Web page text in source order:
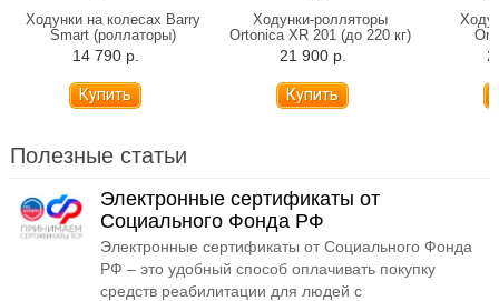
Ходунки на колесах Barry
Smart (роллаторы)
14 790 р.
Ходунки-ролляторы
Ortonica XR 201 (до 220 кг)
21 900 р.
Полезные статьи
Электронные сертификаты от
Социального Фонда РФ
Электронные сертификаты от Социального Фонда
РФ – это удобный способ оплачивать покупку
средств реабилитации для людей с